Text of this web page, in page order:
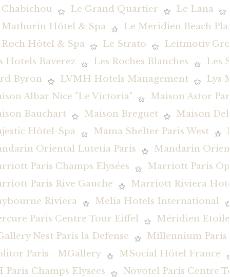
Le Grand Quartier
Le Lana
Mathurin Hôtel & Spa
Le Meridien Beach
Hôtel & Spa
Le Strato
Leitmotiv
Hotels Baverez
Les Roches Blanches
Les
Byron
LVMH Hotels Management
Lys
Albar Nice "Le Victoria"
Maison Astor
Bauchart
Maison Breguet
Maison
Hôtel-Spa
Mama Shelter Paris West
Oriental Lutetia Paris
Mandarin
Paris Champs Elysées
Marriott Paris
Paris Rive Gauche
Marriott Riviera
Riviera
Melia Hotels International
Paris Centre Tour Eiffel
Méridien Etoile
Nest Paris la Defense
Millennium Paris
Paris - MGallery
MSocial Hôtel France
Paris Champs Elysees
Novotel Paris Centre